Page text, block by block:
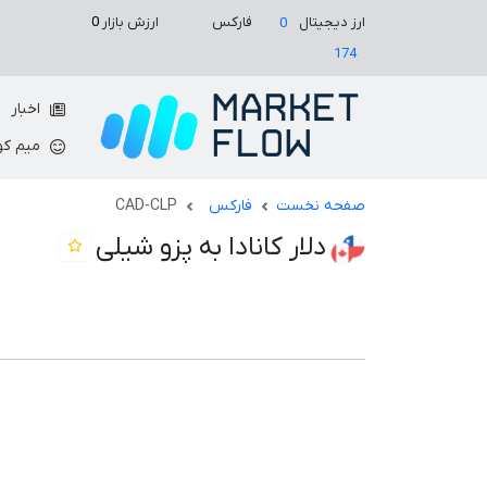
ارز دیجیتال 0
فارکس
174
ارزش بازار0
اخبار
میم
صفحه نخست فارکس CAD-CLP
دلار کانادا به پزو شیلی